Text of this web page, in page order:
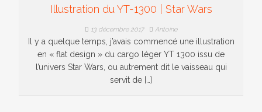
Illustration du YT-1300 | Star Wars
13 décembre 2017 Antoine
Il y a quelque temps, j’avais commencé une illustration
en « flat design » du cargo léger YT 1300 issu de
l’univers Star Wars, ou autrement dit le vaisseau qui
servit de […]